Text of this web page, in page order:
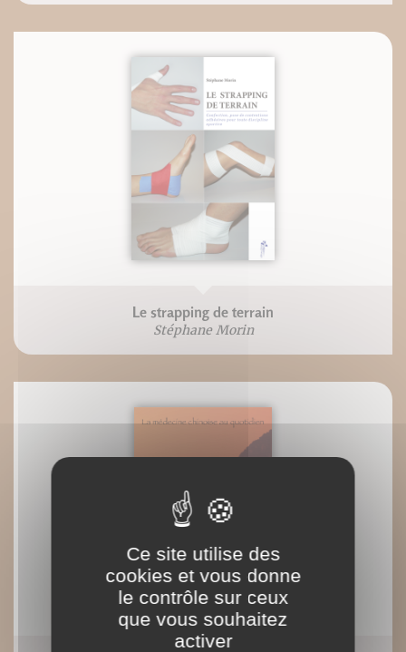
Le strapping de terrain
Stéphane Morin
Ce site utilise des
cookies et vous donne
le contrôle sur ceux
que vous souhaitez
activer